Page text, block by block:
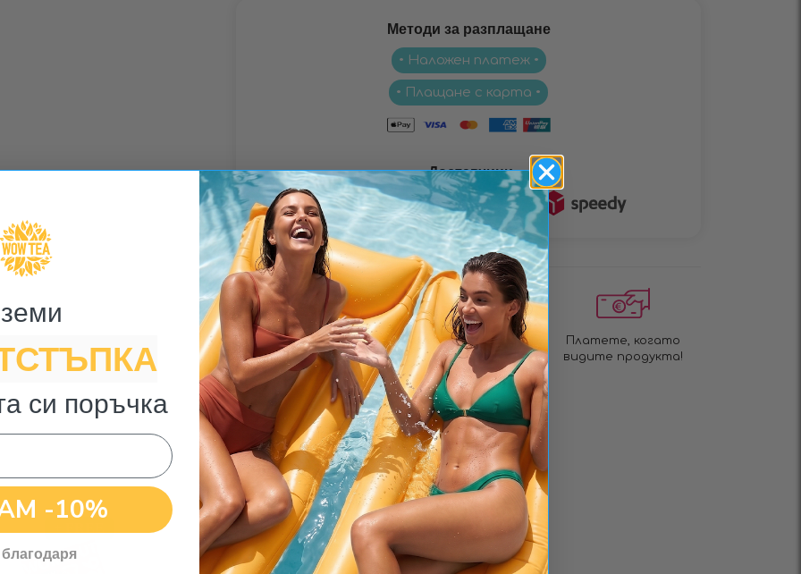
Методи за разплащане
• Наложен платеж •
• Плащане с карта •
Доставчици
Безплатна
доставка за
поръчки над 25€
Бърза доставка за 1
до 3 дни!
Платете, когато
видите продукта!
си поръчка
-10%